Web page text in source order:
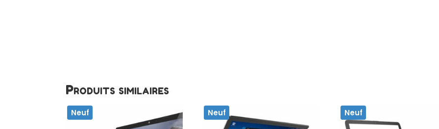
Produits similaires
Neuf Neuf Neuf